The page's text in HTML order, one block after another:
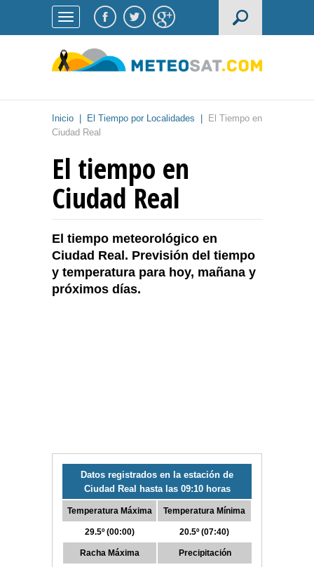
Inicio El Tiempo por Localidades
El Tiempo en
Ciudad Real
El tiempo en
Ciudad Real
El tiempo meteorológico en
Ciudad Real. Previsión del tiempo
y temperatura para hoy, mañana y
próximos días.
Datos registrados en la estación de
Ciudad Real hasta las 09:10 horas
Temperatura Máxima
29.5º (00:00)
Temperatura Mínima
20.5º (07:40)
Racha Máxima Precipitación